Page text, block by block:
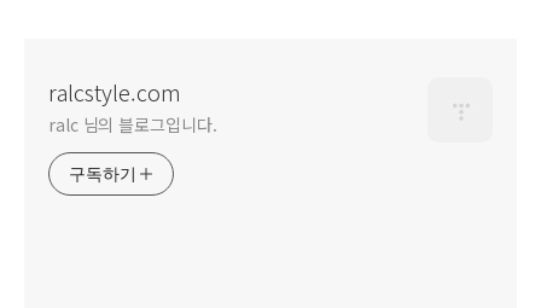
ralcstyle.com
ralc 님의 블로그입니다.
구독하기